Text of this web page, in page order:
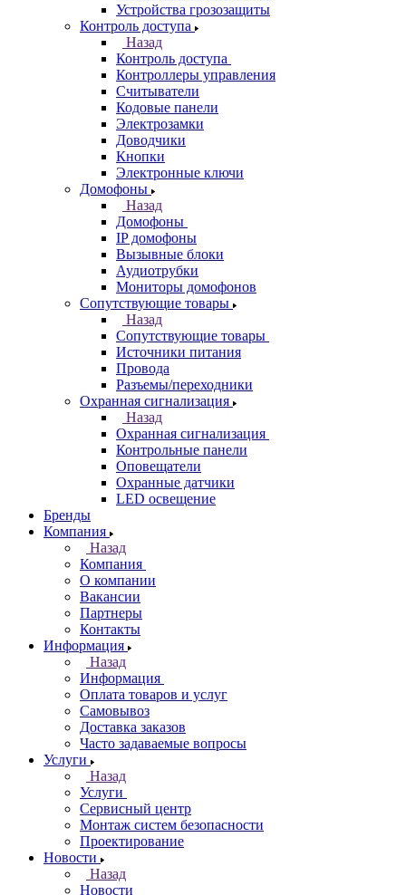
Устройства грозозащиты
Контроль доступа
Назад
Контроль доступа
Контроллеры управления
Считыватели
Кодовые панели
Электрозамки
Доводчики
Кнопки
Электронные ключи
Домофоны
Назад
Домофоны
IP домофоны
Вызывные блоки
Аудиотрубки
Мониторы домофонов
Сопутствующие товары
Назад
Сопутствующие товары
Источники питания
Провода
Разъемы/переходники
Охранная сигнализация
Назад
Охранная сигнализация
Контрольные панели
Оповещатели
Охранные датчики
LED освещение
Бренды
Компания
Назад
Компания
О компании
Вакансии
Партнеры
Контакты
Информация
Назад
Информация
Оплата товаров и услуг
Самовывоз
Доставка заказов
Часто задаваемые вопросы
Услуги
Назад
Услуги
Сервисный центр
Монтаж систем безопасности
Проектирование
Новости
Назад
Новости